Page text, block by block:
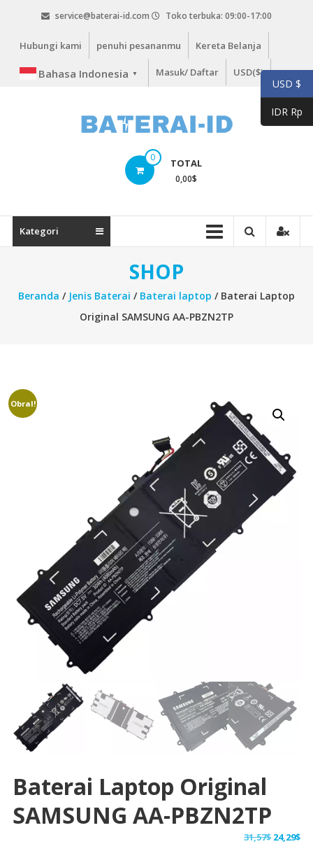
service@baterai-id.com Toko terbuka: 09:00-17:00
Hubungi kami penuhi pesananmu Kereta Belanja
Bahasa Indonesia ▼ Masuk/ Daftar USD($)
id.com
0 TOTAL
0,00$
Kategori
SHOP
Beranda / Jenis Baterai / Baterai laptop / Baterai Laptop
Original SAMSUNG AA-PBZN2TP
Obral!
Baterai Laptop Original
SAMSUNG AA-PBZN2TP
31,57$ Harga
24,29$
USD $
IDR Rp